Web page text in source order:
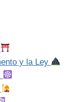
y la Ley